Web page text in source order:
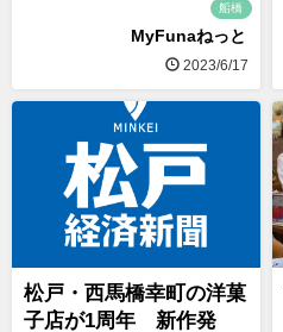
船橋
MyFunaねっと
2023/6/17
松戸・西馬橋幸町の洋菓
子店が1周年 新作発